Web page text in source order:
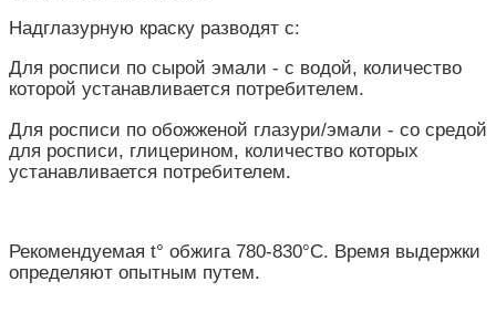
Надглазурную краску разводят с:
Для росписи по сырой эмали - с водой, количество
которой устанавливается потребителем.
Для росписи по обожженой глазури/эмали - со средой
для росписи, глицерином, количество которых
устанавливается потребителем.
Рекомендуемая t° обжига 780-830°С. Время выдержки
определяют опытным путем.